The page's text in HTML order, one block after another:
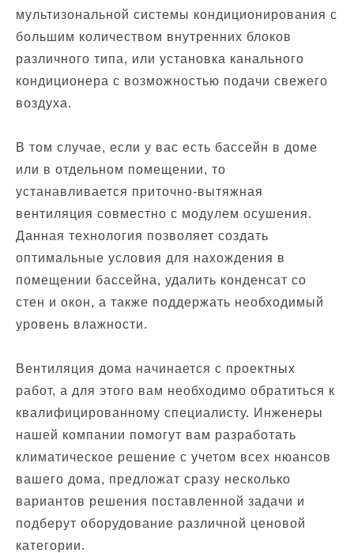
мультизональной системы кондиционирования с
большим количеством внутренних блоков
различного типа, или установка канального
кондиционера с возможностью подачи свежего
воздуха.
В том случае, если у вас есть бассейн в доме
или в отдельном помещении, то
устанавливается приточно-вытяжная
вентиляция совместно с модулем осушения.
Данная технология позволяет создать
оптимальные условия для нахождения в
помещении бассейна, удалить конденсат со
стен и окон, а также поддержать необходимый
уровень влажности.
Вентиляция дома начинается с проектных
работ, а для этого вам необходимо обратиться к
квалифицированному специалисту. Инженеры
нашей компании помогут вам разработать
климатическое решение с учетом всех нюансов
вашего дома, предложат сразу несколько
вариантов решения поставленной задачи и
подберут оборудование различной ценовой
категории.